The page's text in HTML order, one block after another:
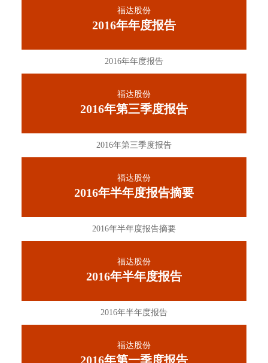
福达股份
2016年年度报告
2016年年度报告
福达股份
2016年第三季度报告
2016年第三季度报告
福达股份
2016年半年度报告摘要
2016年半年度报告摘要
福达股份
2016年半年度报告
2016年半年度报告
福达股份
2016年第一季度报告